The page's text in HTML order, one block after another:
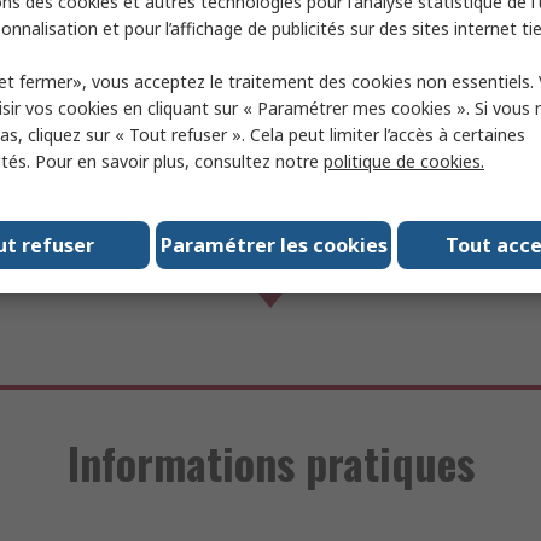
également sa gamme RS PRO. Produits de test et
gamme se compose de plus de 65 000 références.
Informations pratiques
et pour l’affichage de publicités sur des sites internet
fermer», vous acceptez le traitement des cookies non essentiels.
vos cookies en cliquant sur « Paramétrer mes cookies ». Si vous
cliquez sur « Tout refuser ». Cela peut limiter l’accès à certaines
Pour en savoir plus, consultez notre politique de cookies.
Tout
Paramétrer les cookies
refuser